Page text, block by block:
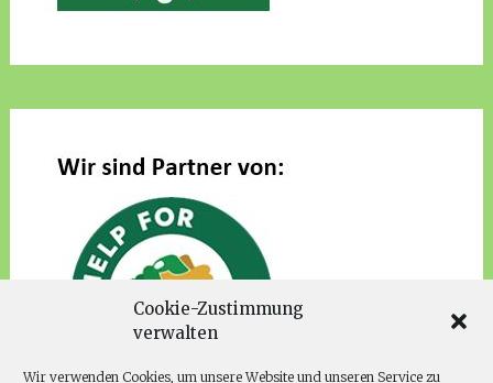
Cookie-Zustimmung
verwalten
Wir verwenden Cookies, um unsere Website und unseren Service zu